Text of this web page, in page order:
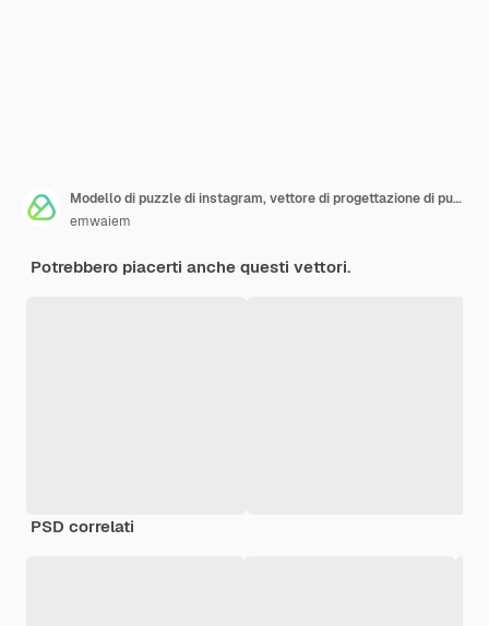
Modello di puzzle di instagram, vettore di progettazione di puzzle post sui social media
emwaiem
Potrebbero piacerti anche questi vettori.
PSD correlati